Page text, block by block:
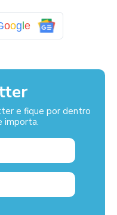
oogle
e fique por dentro
importa.